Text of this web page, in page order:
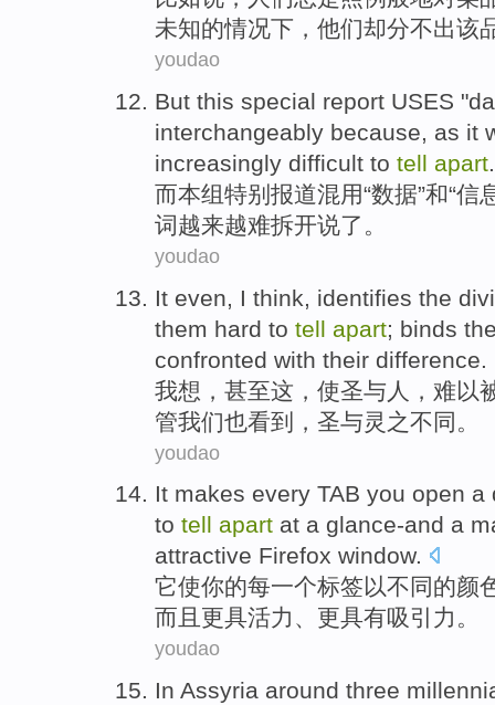
未知的情况下， 他们却分不出该
youdao
But this special report USES "
interchangeably because, as it
increasingly difficult to tell apart.
而本组特别 报道混用“数据”和“信
词越来越难拆开说了。
youdao
It even I think , identifies the
them hard to tell apart; binds
confronted with their difference
我想 ， 甚至这 ，使圣与 人 ， 难以
管我们也看到，圣与灵之不同 。
youdao
It makes every TAB you open a
to tell apart at a glance-and a
attractive Firefox window.
它使你的每一个标签以不同的颜
而且 更具活力 、 更具有吸引力 。
youdao
In Assyria around three